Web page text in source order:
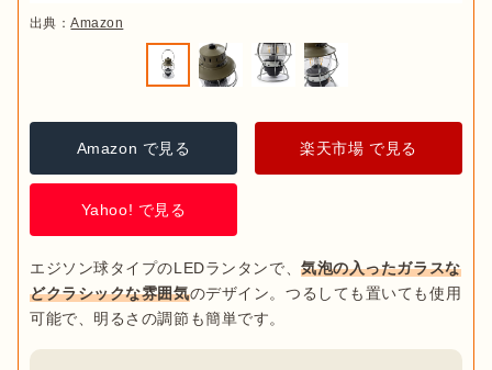
出典：Amazon
Amazon で見る 楽天市場 で見る
Yahoo! で見る
エジソン球タイプのLEDランタンで、気泡の入ったガラスな
どクラシックな雰囲気のデザイン。つるしても置いても使用